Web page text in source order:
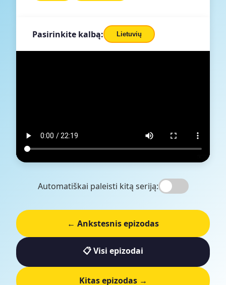
Pasirinkite kalbą: Lietuvių
Automatiškai paleisti kitą seriją:
← Ankstesnis epizodas
📋 Visi epizodai
Kitas epizodas →